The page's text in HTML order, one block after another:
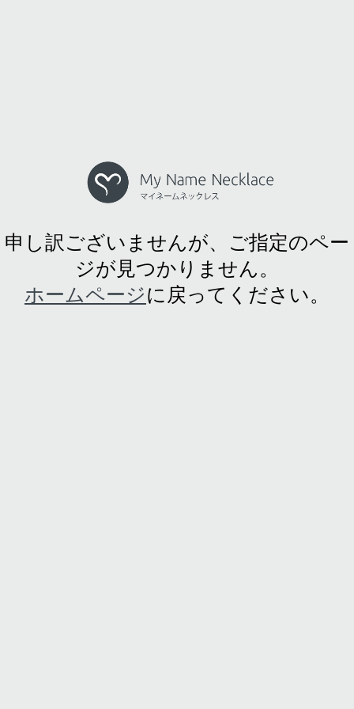
申し訳ございませんが、ご指定のペー
ジが見つかりません。
ホームページに戻ってください。